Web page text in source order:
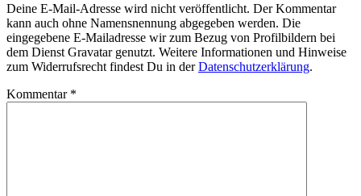
Deine E-Mail-Adresse wird nicht veröffentlicht. Der Kommentar
kann auch ohne Namensnennung abgegeben werden. Die
eingegebene E-Mailadresse wir zum Bezug von Profilbildern bei
dem Dienst Gravatar genutzt. Weitere Informationen und Hinweise
zum Widerrufsrecht findest Du in derDatenschutzerklärung.
Kommentar *